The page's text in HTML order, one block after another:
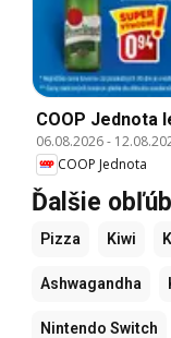
COOP Jednota
06.08.2026-
COOP Jednota
Ďalšie
Pizza Kiwi
Ashwagandha
Nintendo Switch